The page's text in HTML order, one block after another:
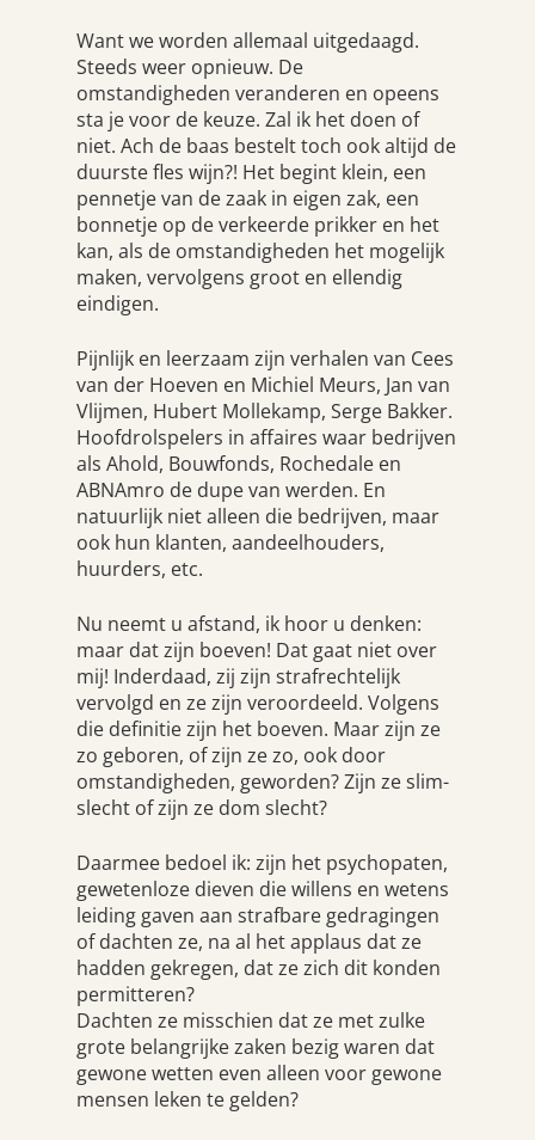
Want we worden allemaal uitgedaagd.
Steeds weer opnieuw. De
omstandigheden veranderen en opeens
sta je voor de keuze. Zal ik het doen of
niet. Ach de baas bestelt toch ook altijd de
duurste fles wijn?! Het begint klein, een
pennetje van de zaak in eigen zak, een
bonnetje op de verkeerde prikker en het
kan, als de omstandigheden het mogelijk
maken, vervolgens groot en ellendig
eindigen.
Pijnlijk en leerzaam zijn verhalen van Cees
van der Hoeven en Michiel Meurs, Jan van
Vlijmen, Hubert Mollekamp, Serge Bakker.
Hoofdrolspelers in affaires waar bedrijven
als Ahold, Bouwfonds, Rochedale en
ABNAmro de dupe van werden. En
natuurlijk niet alleen die bedrijven, maar
ook hun klanten, aandeelhouders,
huurders, etc.
Nu neemt u afstand, ik hoor u denken:
maar dat zijn boeven! Dat gaat niet over
mij! Inderdaad, zij zijn strafrechtelijk
vervolgd en ze zijn veroordeeld. Volgens
die definitie zijn het boeven. Maar zijn ze
zo geboren, of zijn ze zo, ook door
omstandigheden, geworden? Zijn ze slim-
slecht of zijn ze dom slecht?
Daarmee bedoel ik: zijn het psychopaten,
gewetenloze dieven die willens en wetens
leiding gaven aan strafbare gedragingen
of dachten ze, na al het applaus dat ze
hadden gekregen, dat ze zich dit konden
permitteren?
Dachten ze misschien dat ze met zulke
grote belangrijke zaken bezig waren dat
gewone wetten even alleen voor gewone
mensen leken te gelden?